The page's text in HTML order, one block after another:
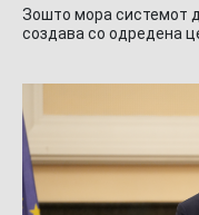
Зошто мора системот
создава со одредена